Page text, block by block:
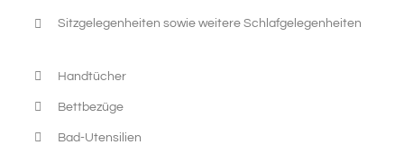
Sitzgelegenheiten sowie weitere Schlafgelegenheiten
Handtücher
Bettbezüge
Bad-Utensilien